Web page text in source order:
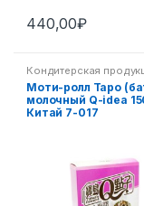
440,00₽
Кондитерская
Леденцы и Конфеты,
азиатская кухня
Моти-ролл Таро
молочный Q-idea
Китай 7-017